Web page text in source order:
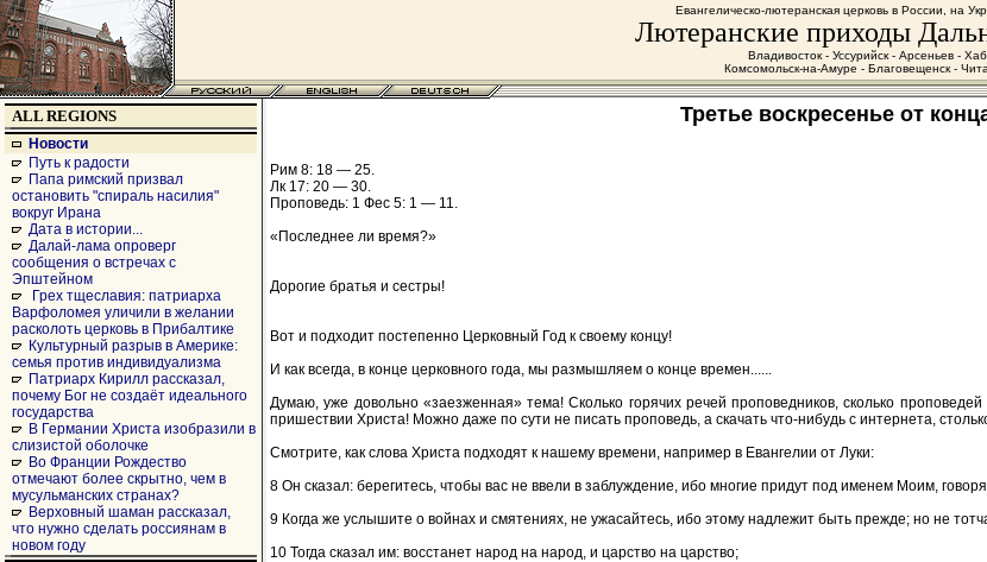
Евангелическо-лютеранская церковь в России, на
Лютеранские приходы
Владивосток - Уссурийск - Арсеньев -
Комсомольск-на-Амуре - Благовещенск -
ALL REGIONS
Новости
Путь к радости
Папа римский призвал
остановить "спираль насилия"
вокруг Ирана
Дата в истории...
Далай-лама опроверг
сообщения о встречах с
Эпштейном
Грех тщеславия: патриарха
Варфоломея уличили в желании
расколоть церковь в Прибалтике
Культурный разрыв в Америке:
семья против индивидуализма
Патриарх Кирилл рассказал,
почему Бог не создаёт идеального
государства
В Германии Христа изобразили в
слизистой оболочке
Во Франции Рождество
отмечают более скрытно, чем в
мусульманских странах?
Верховный шаман рассказал,
что нужно сделать россиянам в
новом году
Третье воскресенье от
Рим 8: 18 — 25.
Лк 17: 20 — 30.
Проповедь: 1 Фес 5: 1 — 11.
«Последнее ли время?»
Дорогие братья и сестры!
Вот и подходит постепенно Церковный Год к своему концу!
И как всегда, в конце церковного года, мы размышляем о конце времен......
Думаю, уже довольно «заезженная» тема! Сколько горячих речей проповедников, сколько
пришествии Христа! Можно даже по сути не писать проповедь, а скачать что-нибудь с интернета,
Смотрите, как слова Христа подходят к нашему времени, например в Евангелии от Луки:
8 Он сказал: берегитесь, чтобы вас не ввели в заблуждение, ибо многие придут под именем Моим,
9 Когда же услышите о войнах и смятениях, не ужасайтесь, ибо этому надлежит быть прежде; но не
10 Тогда сказал им: восстанет народ на народ, и царство на царство;